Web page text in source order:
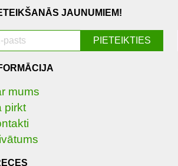
JAUNUMIEM!
mums
pirkt